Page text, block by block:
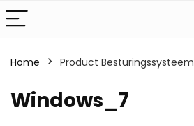
Home Product Besturingssysteem
Windows_7